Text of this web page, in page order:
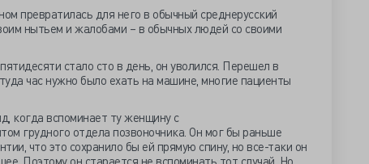
превратилась для него в обычный среднерусский
нытьем и жалобами – в обычных людей со своими
стало сто в день, он уволился. Перешел в
час нужно было ехать на машине, многие пациенты
когда вспоминает ту женщину с
грудного отдела позвоночника. Он мог бы раньше
что это сохранило бы ей прямую спину, но все-таки он
Поэтому он старается не вспоминать тот случай. Но